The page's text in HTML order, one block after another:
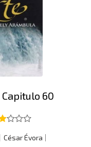
60
César Évora